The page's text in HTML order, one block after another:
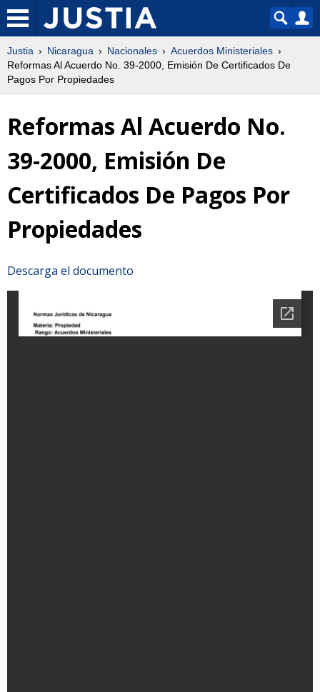
Justia Nicaragua Nacionales
Acuerdos Ministeriales
Reformas Al Acuerdo No. 39-2000, Emisión De Certificados De
Pagos Por Propiedades
Reformas Al Acuerdo No.
39-2000, Emisión De
Certificados De Pagos Por
Propiedades
Descarga el documento